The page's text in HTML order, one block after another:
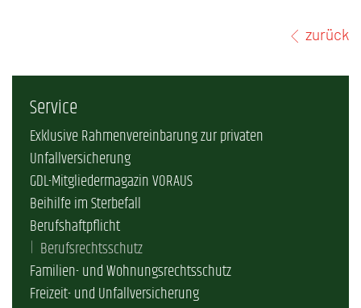
zurück
Service
Exklusive Rahmenvereinbarung zur privaten
Unfallversicherung
GDL-Mitgliedermagazin VORAUS
Beihilfe im Sterbefall
Berufshaftpflicht
Berufsrechtsschutz
Familien- und Wohnungsrechtsschutz
Freizeit- und Unfallversicherung